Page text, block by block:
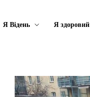
Я Відень Я здоровий